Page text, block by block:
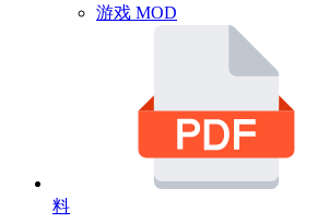
游戏 MOD
料